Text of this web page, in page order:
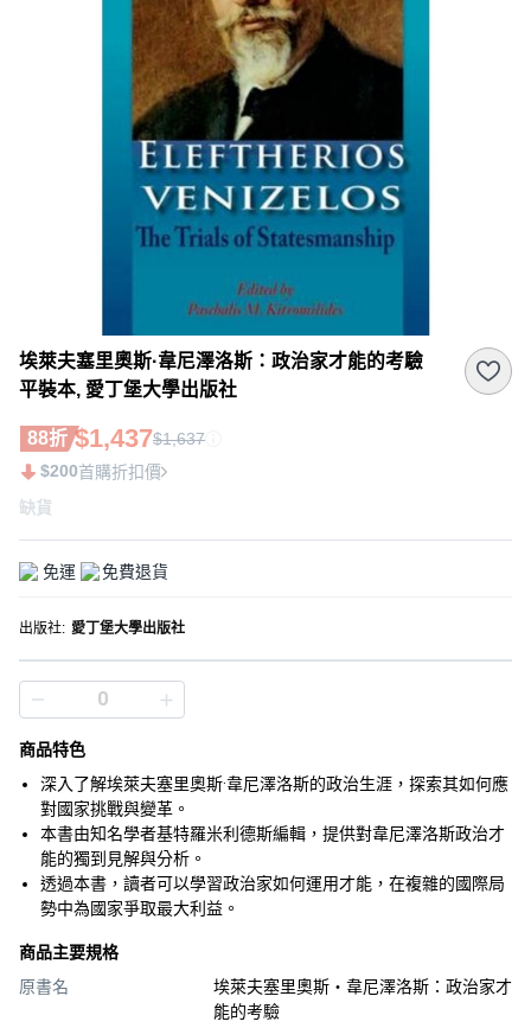
埃萊夫塞里奧斯·韋尼澤洛斯：政治家才能的考驗
平裝本, 愛丁堡大學出版社
88折 $1,437$1,637
$200首購折扣價
缺貨
免運 免費退貨
出版社: 愛丁堡大學出版社
商品特色
深入了解埃萊夫塞里奧斯·韋尼澤洛斯的政治生涯，探索其如何應
對國家挑戰與變革。
本書由知名學者基特羅米利德斯編輯，提供對韋尼澤洛斯政治才
能的獨到見解與分析。
透過本書，讀者可以學習政治家如何運用才能，在複雜的國際局
勢中為國家爭取最大利益。
商品主要規格
原書名
埃萊夫塞里奧斯‧韋尼澤洛斯：政治家才
能的考驗